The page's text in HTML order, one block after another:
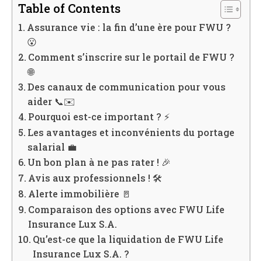
Table of Contents
Assurance vie : la fin d’une ère pour FWU ?
😮
Comment s’inscrire sur le portail de FWU ?
🌐
Des canaux de communication pour vous
aider 📞✉️
Pourquoi est-ce important ? ⚡
Les avantages et inconvénients du portage
salarial 💼
Un bon plan à ne pas rater ! 🎉
Avis aux professionnels ! 🛠️
Alerte immobilière 🚪
Comparaison des options avec FWU Life
Insurance Lux S.A.
Qu’est-ce que la liquidation de FWU Life
Insurance Lux S.A. ?